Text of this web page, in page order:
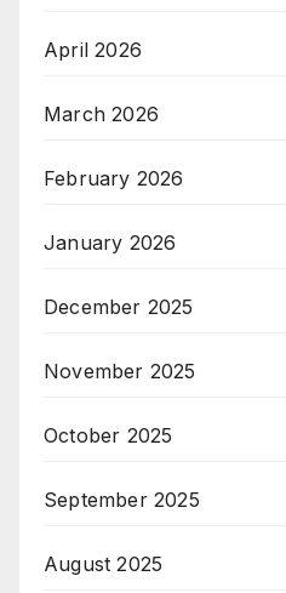
April 2026
March 2026
February 2026
January 2026
December 2025
November 2025
October 2025
September 2025
August 2025